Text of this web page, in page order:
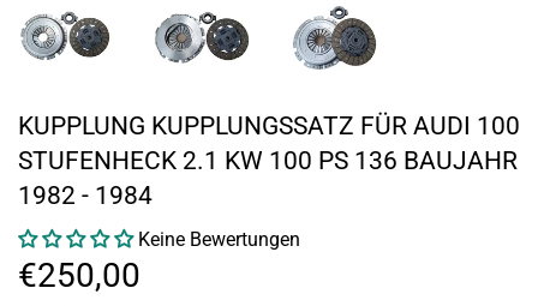
KUPPLUNG KUPPLUNGSSATZ FÜR AUDI 100
STUFENHECK 2.1 KW 100 PS 136 BAUJAHR
1982 - 1984
Keine Bewertungen
€250,00